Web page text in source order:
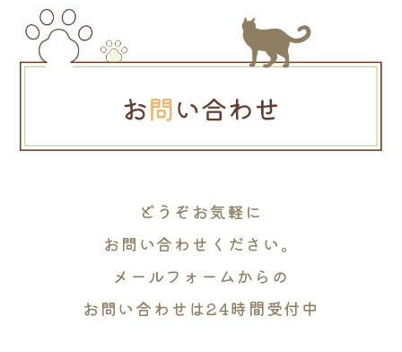
どうぞお気軽に
お問い合わせください。
メールフォームからの
お問い合わせは24時間受付中